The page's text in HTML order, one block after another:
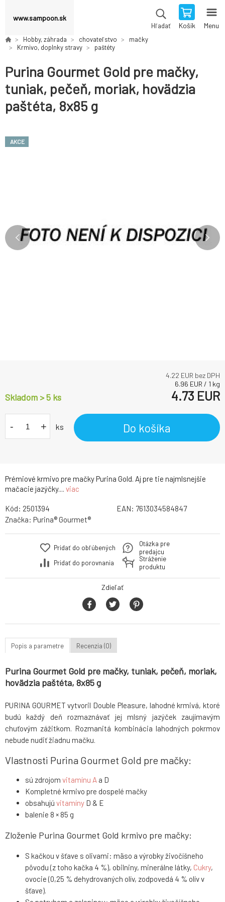
www.sampoon.sk
Hľadať Košík Menu
Hobby, záhrada chovateľstvo
mačky
Krmivo, doplnky stravy
paštéty
Purina Gourmet Gold pre mačky,
tuniak, pečeň, moriak, hovädzia
paštéta, 8x85 g
AKCE
Prémiové krmivo pre mačky Purina Gold. Aj pre tie najmlsnejšie
mačacie jazýčky.... viac
4.22 EUR bez DPH
6.96 EUR / 1 kg
Skladom > 5 ks 4.73 EUR
- + ks Do košíka
Kód: 2501394 EAN: 7613034584847
Značka: Purina® Gourmet®
Pridať do obľúbených
Pridať do porovnania
Otázka pre
predajcu
Stráženie
produktu
Zdieľať
Popis a parametre Recenzia (0)
Purina Gourmet Gold pre mačky, tuniak, pečeň, moriak,
hovädzia paštéta, 8x85 g
PURINA GOURMET vytvoril Double Pleasure, lahodné krmivá, ktoré
budú každý deň rozmaznávať jej mlsný jazýček zaujímavým
chuťovým zážitkom. Rozmanitá kombinácia lahodných pokrmov
nebude nudiť žiadnu mačku.
Vlastnosti Purina Gourmet Gold pre mačky:
sú zdrojom vitamínu A a D
Kompletné krmivo pre dospelé mačky
obsahujú vitamíny D & E
balenie 8 × 85 g
Zloženie Purina Gourmet Gold krmivo pre mačky:
S kačkou v šťave s olivami: mäso a výrobky živočíšneho
pôvodu (z toho kačka 4 %), obilniny, minerálne látky, Cukry,
ovocie (0,25 % dehydrovaných olív, zodpovedá 4 % olív v
šťave).